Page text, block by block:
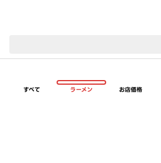
すべて ラーメン お店価格